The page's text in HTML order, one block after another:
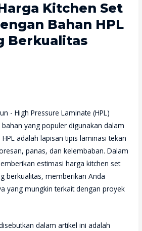
Kitchen Set
Bahan HPL
Berkualitas
- High Pressure Laminate (HPL)
yang populer digunakan dalam
adalah lapisan tipis laminasi tekan
panas, dan kelembaban. Dalam
estimasi harga kitchen set
berkualitas, memberikan Anda
yang mungkin terkait dengan proyek
dalam artikel ini adalah